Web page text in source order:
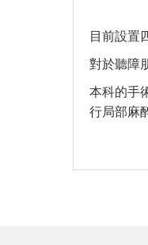
目前設置
對於聽障
本科的手
行局部麻